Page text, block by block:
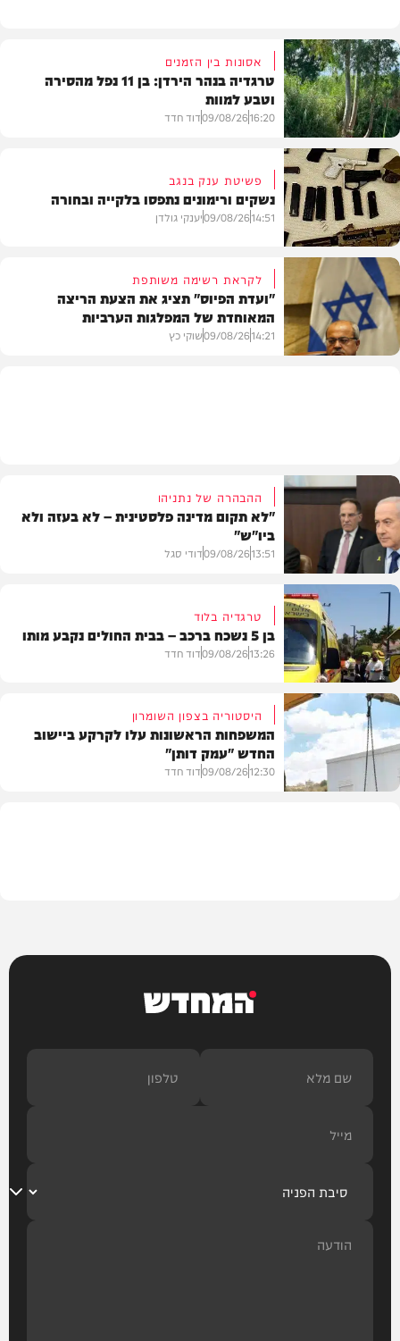
בארץ
אסונות בין הזמנים
טרגדיה בנהר הירדן: בן 11 נפל מהסירה
וטבע למוות
16:20
09/08/26דוד חדד
משטרה
פשיטת ענק בנגב
נשקים ורימונים נתפסו בלקייה ובחורה
14:51
09/08/26יענקי גולדן
לקראת רשימה משותפת
"ועדת הפיוס" תציג את הצעת הריצה
המאוחדת של המפלגות הערביות
14:21
09/08/26שוקי כץ
חדשות
ההבהרה של נתניהו
"לא תקום מדינה פלסטינית – לא בעזה ולא
ביו"ש"
13:51
09/08/26דודי סגל
חדשות
טרגדיה בלוד
בן 5 נשכח ברכב – בבית החולים נקבע מותו
13:26
09/08/26דוד חדד
היסטוריה בצפון השומרון
המשפחות הראשונות עלו לקרקע ביישוב
החדש "עמק דותן"
12:30
09/08/26דוד חדד
המחדש